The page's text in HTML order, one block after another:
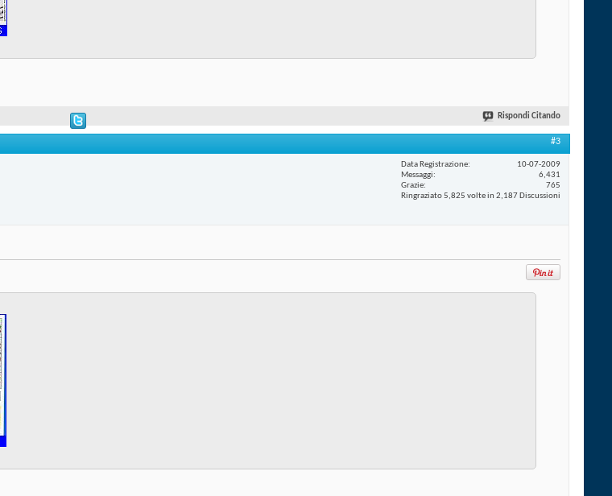
Rispondi Citando
#3
Data Registrazione
10-07-2009
Messaggi
6,431
Grazie
765
Ringraziato 5,825 volte in 2,187 Discussioni